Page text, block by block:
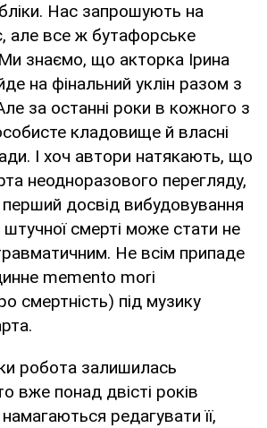
Нас запрошують на
але все ж бутафорське
Ми знаємо, що акторка Ірина
на фінальний уклін разом з
за останні роки в кожного з
кладовище й власні
І хоч автори натякають, що
неодноразового перегляду,
перший досвід вибудовування
штучної смерті може стати не
Не всім припаде
memento mori
смертність) під музику
робота залишилась
вже понад двісті років
редагувати її,